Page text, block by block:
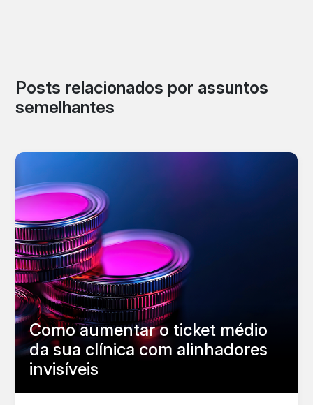
Posts relacionados por assuntos
semelhantes
Como aumentar o ticket médio
da sua clínica com alinhadores
invisíveis